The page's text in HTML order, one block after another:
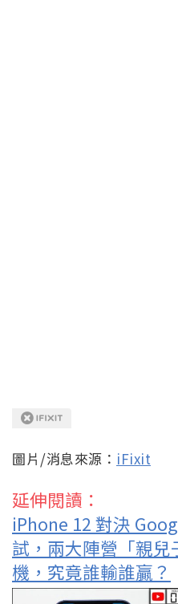
圖片/消息來源： iFixit
延伸閱讀：
iPhone 12 對決
試，兩大陣營「親兒
機，究竟誰輸誰贏？